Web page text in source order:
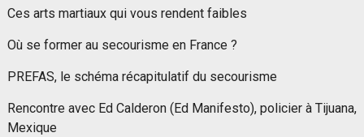
Ces arts martiaux qui vous rendent faibles
Où se former au secourisme en France ?
PREFAS, le schéma récapitulatif du secourisme
Rencontre avec Ed Calderon (Ed Manifesto), policier à Tijuana,
Mexique